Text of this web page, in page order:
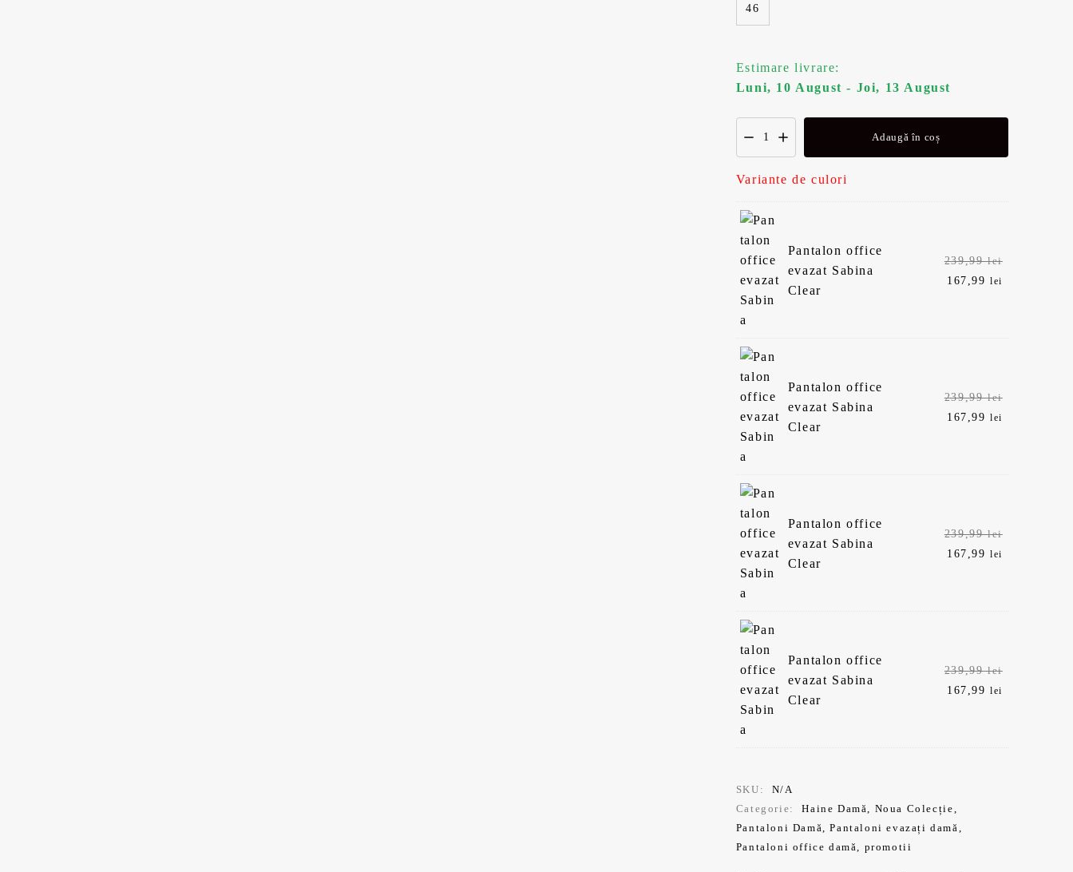
46
Estimare livrare:
Luni, 10 August - Joi, 13 August
Adaugă în coș
Variante de culori
Pantalon office
evazat Sabina
Clear
239,99lei
167,99lei
Pantalon office
evazat Sabina
Clear
239,99lei
167,99lei
Pantalon office
evazat Sabina
Clear
239,99lei
167,99lei
Pantalon office
evazat Sabina
Clear
239,99lei
167,99lei
SKU:
N/A
Categorie:
Haine Damă, Noua Colecție,
Pantaloni Damă,Pantaloni evazați damă,
Pantaloni office damă, promotii